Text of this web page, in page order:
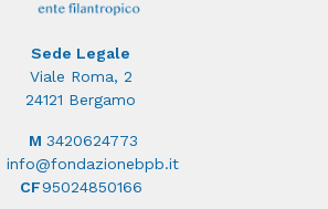
Sede Legale
Viale Roma, 2
24121 Bergamo
M 3420624773
info@fondazionebpb.it
CF95024850166